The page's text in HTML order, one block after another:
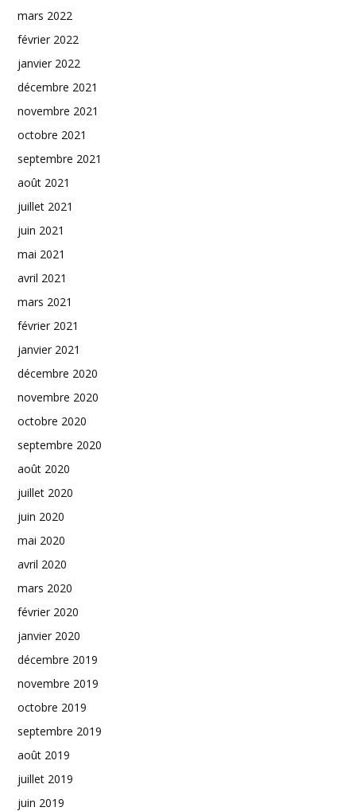
mars 2022
février 2022
janvier 2022
décembre 2021
novembre 2021
octobre 2021
septembre 2021
août 2021
juillet 2021
juin 2021
mai 2021
avril 2021
mars 2021
février 2021
janvier 2021
décembre 2020
novembre 2020
octobre 2020
septembre 2020
août 2020
juillet 2020
juin 2020
mai 2020
avril 2020
mars 2020
février 2020
janvier 2020
décembre 2019
novembre 2019
octobre 2019
septembre 2019
août 2019
juillet 2019
juin 2019